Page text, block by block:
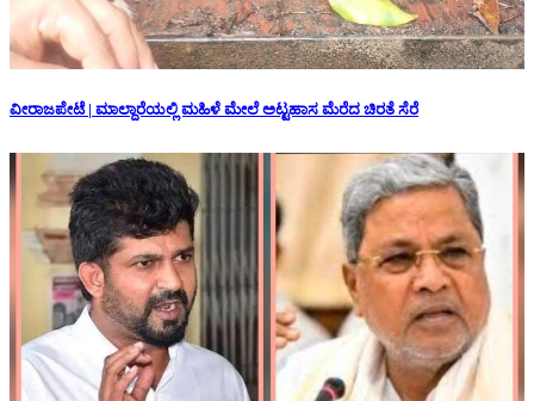
ವೀರಾಜಪೇಟೆ | ಮಾಲ್ದಾರೆಯಲ್ಲಿ ಮಹಿಳೆ ಮೇಲೆ ಅಟ್ಟಹಾಸ ಮೆರೆದ ಚಿರತೆ ಸೆರೆ